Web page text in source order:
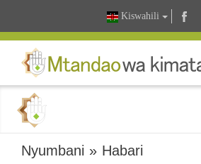
Kiswahili
Nyumbani » Habari